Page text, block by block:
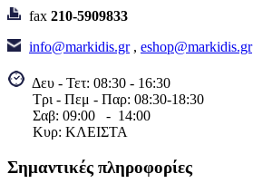
fax 210-5909833
info@markidis.gr, eshop@markidis.gr
Δευ - Τετ: 08:30 - 16:30
Τρι - Πεμ - Παρ: 08:30-18:30
Σαβ: 09:00 - 14:00
Κυρ: ΚΛΕΙΣΤΑ
Σημαντικές πληροφορίες